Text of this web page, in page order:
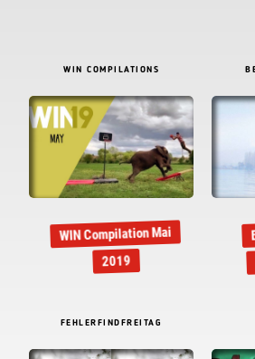
WIN COMPILATIONS
WIN Compilation Mai
2019
FEHLERFINDFREITAG